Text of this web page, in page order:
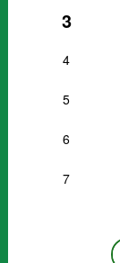
3
4
5
6
7